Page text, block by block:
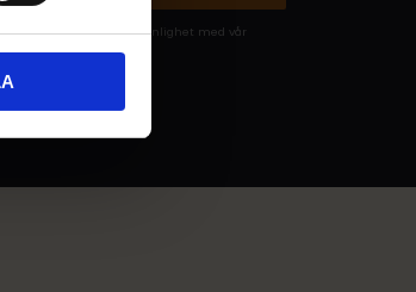
behandlas i enlighet med vår